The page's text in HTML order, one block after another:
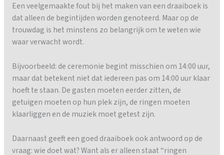
Een veelgemaakte fout bij het maken van een draaiboek is
dat alleen de begintijden worden genoteerd. Maar op de
trouwdag is het minstens zo belangrijk om te weten wie
waar verwacht wordt.
Bijvoorbeeld: de ceremonie begint misschien om 14:00 uur,
maar dat betekent niet dat iedereen pas om 14:00 uur klaar
hoeft te staan. De gasten moeten eerder zitten, de
getuigen moeten op hun plek zijn, de ringen moeten
klaarliggen en de muziek moet getest zijn.
Daarnaast geeft een goed draaiboek ook antwoord op de
vraag: wie doet wat? Want als er alleen staat “ringen